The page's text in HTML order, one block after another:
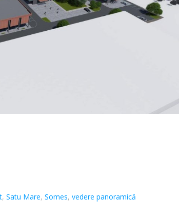
, Satu Mare, Somes, vedere panoramică